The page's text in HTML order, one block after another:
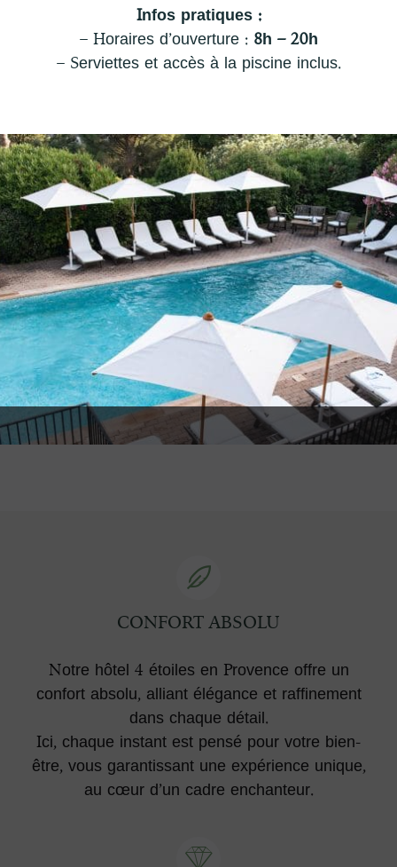
Infos pratiques :
– Horaires d’ouverture : 8h – 20h
– Serviettes et accès à la piscine inclus.
CONFORT ABSOLU
Notre hôtel 4 étoiles en Provence offre un
confort absolu, alliant élégance et raffinement
dans chaque détail.
Ici, chaque instant est pensé pour votre bien-
être, vous garantissant une expérience unique,
au cœur d’un cadre enchanteur.